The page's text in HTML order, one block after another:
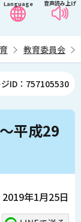
音声読み上げ
Language
教育委員会
ID：757105530
平成29
年1月25日